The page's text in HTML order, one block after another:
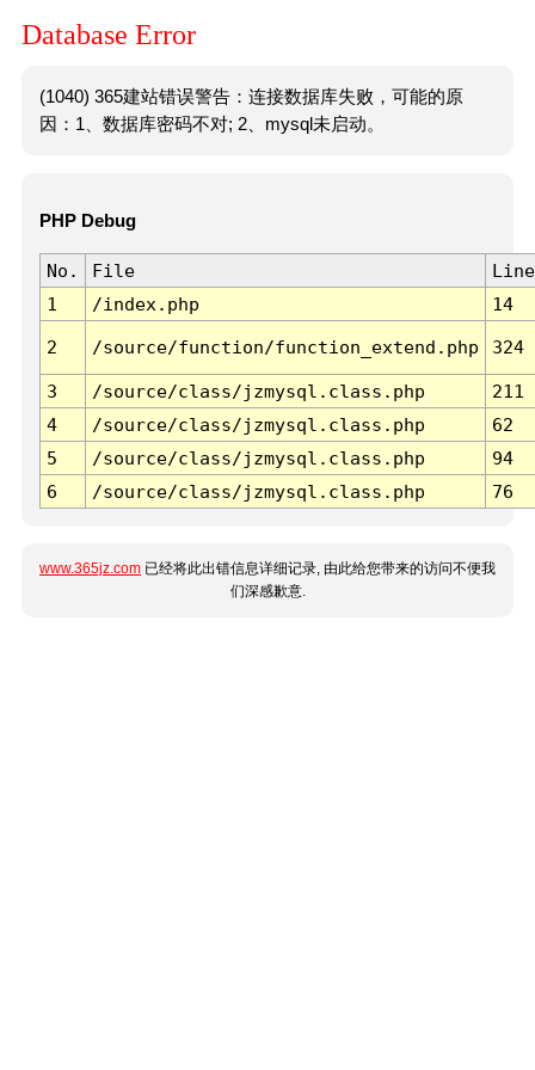
Database Error
(1040) 365建站错误警告：连接数据库失败，可能的原
因：1、数据库密码不对; 2、mysql未启动。
PHP Debug
No. File
Line
1
/index.php 14
2 /source/function/function_extend.php 324
3 /source/class/jzmysql.class.php
211
4
/source/class/jzmysql.class.php
62
5
/source/class/jzmysql.class.php
94
6
/source/class/jzmysql.class.php 76
www.365jz.com 已经将此出错信息详细记录, 由此给您带来的访问不便我
们深感歉意.